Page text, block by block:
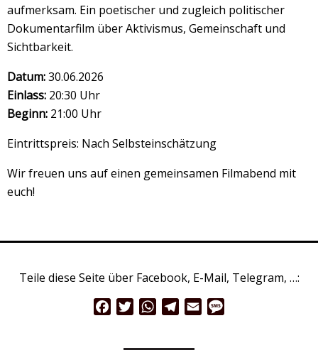
aufmerksam. Ein poetischer und zugleich politischer
Dokumentarfilm über Aktivismus, Gemeinschaft und
Sichtbarkeit.
Datum:30.06.2026
Einlass: 20:30 Uhr
Beginn: 21:00 Uhr
Eintrittspreis: Nach Selbsteinschätzung
Wir freuen uns auf einen gemeinsamen Filmabend mit
euch!
Teile diese Seite über Facebook, E-Mail, Telegram, …:
FacebookTwitterWhatsApp
Telegram
Email